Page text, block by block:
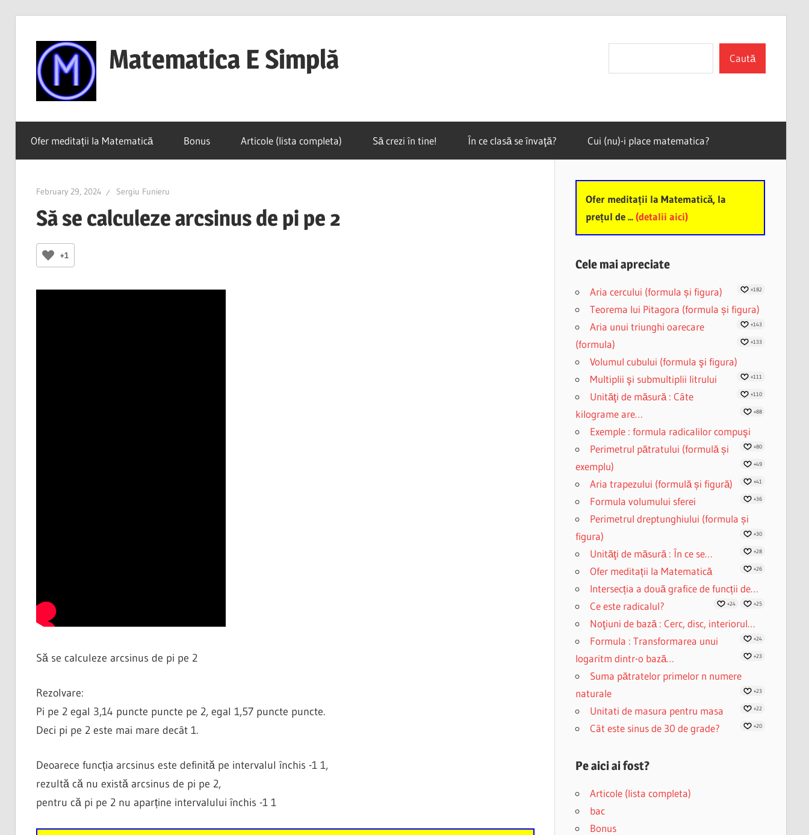
content
Matematica E Simplă
ales
dacă
o
Caută
Ofer meditații la Matematică Bonus Articole (lista completa) Să crezi în tine! În ce clasă se învaţă? Cui (nu)-i place matematica?
February 29, 2024 Sergiu Funieru
Să se calculeze arcsinus de pi pe 2
+1
Să se calculeze arcsinus de pi pe 2
Rezolvare:
Pi pe 2 egal 3,14 puncte puncte pe 2, egal 1,57 puncte puncte.
Deci pi pe 2 este mai mare decât 1.
Deoarece funcția arcsinus este definită pe intervalul închis -1 1,
rezultă că nu există arcsinus de pi pe 2,
pentru că pi pe 2 nu aparține intervalului închis -1 1
Ofer meditații la Matematică, la
prețul de ...(detalii aici)
Cele mai apreciate
Aria cercului (formula și figura) +182
Teorema lui Pitagora (formula și figura)
+143
Aria unui triunghi oarecare
(formula)
+133
Volumul cubului (formula şi figura)
+111
Multiplii şi submultiplii litrului
+110
Unităţi de măsură : Câte
kilograme are…
+88
Exemple : formula radicalilor compuşi
+80
Perimetrul pătratului (formulă și
exemplu)
+49
Aria trapezului (formulă și figură) +41
Formula volumului sferei +36
Perimetrul dreptunghiului (formula și
figura)
+30
Unităţi de măsură : În ce se… +28
Ofer meditații la Matematică +26
Intersecția a două grafice de funcții de…
+25
Ce este radicalul? +24
Noţiuni de bază : Cerc, disc, interiorul…
+24
Formula : Transformarea unui
logaritm dintr-o bază…
+23
Suma pătratelor primelor n numere
naturale
+23
Unitati de masura pentru masa +22
Cât este sinus de 30 de grade? +20
Pe aici ai fost?
Articole (lista completa)
bac
Bonus